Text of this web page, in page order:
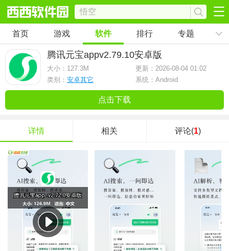
首页 游戏 软件 排行 专题
腾讯元宝appv2.79.10安卓版
大小： 127.3M
更新：2026-08-04 01:02
类别： 安卓其它 系统：Android
点击下载
详情 相关 评论(1)